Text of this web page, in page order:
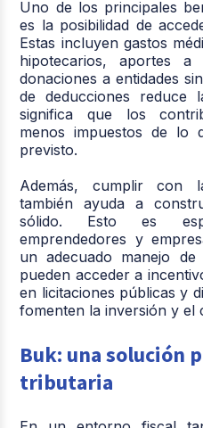
Uno de los principales
es la posibilidad de
Estas incluyen gastos
hipotecarios, aportes a
donaciones a entidades
de deducciones reduce
significa que los
menos impuestos de lo
previsto.
Además, cumplir con
también ayuda a
sólido. Esto es
emprendedores y
un adecuado manejo de
pueden acceder a
en licitaciones públicas y
fomenten la inversión y el
Buk: una solución
tributaria